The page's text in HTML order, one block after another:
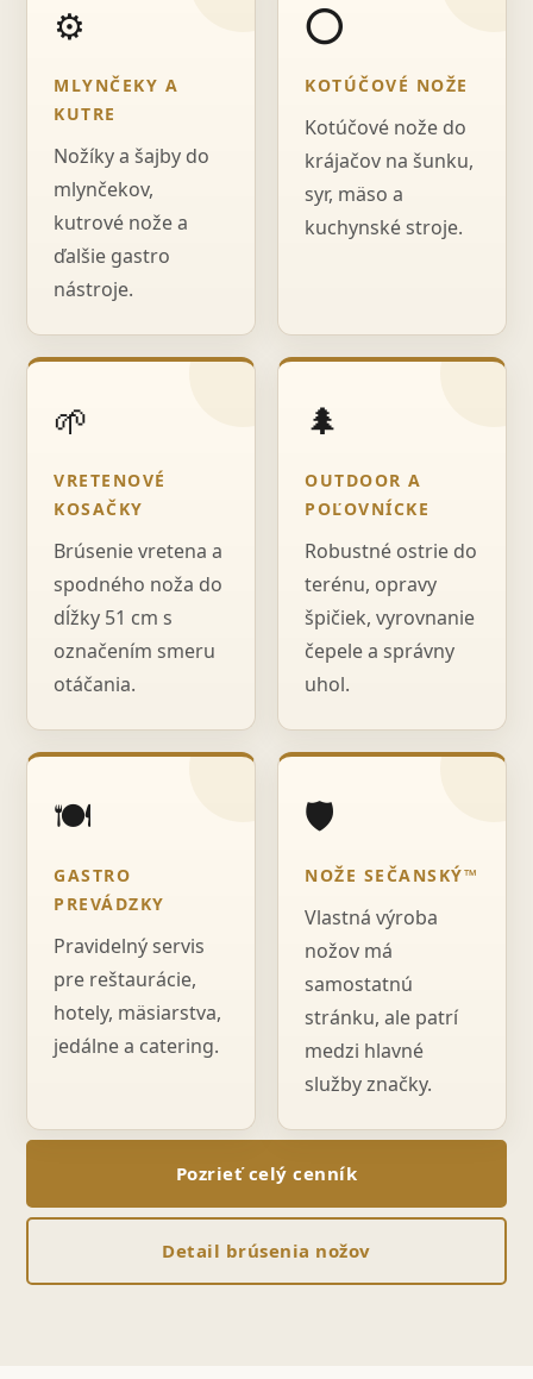
⚙️
MLYNČEKY A
KUTRE
Nožíky a šajby do
mlynčekov,
kutrové nože a
ďalšie gastro
nástroje.
⭕
KOTÚČOVÉ NOŽE
Kotúčové nože do
krájačov na šunku,
syr, mäso a
kuchynské stroje.
🌱
VRETENOVÉ
KOSAČKY
Brúsenie vretena a
spodného noža do
dĺžky 51 cm s
označením smeru
otáčania.
🌲
OUTDOOR A
POĽOVNÍCKE
Robustné ostrie do
terénu, opravy
špičiek, vyrovnanie
čepele a správny
uhol.
🍽️
GASTRO
PREVÁDZKY
Pravidelný servis
pre reštaurácie,
hotely, mäsiarstva,
jedálne a catering.
🛡️
NOŽE SEČANSKÝ™
Vlastná výroba
nožov má
samostatnú
stránku, ale patrí
medzi hlavné
služby značky.
Pozrieť celý cenník
Detail brúsenia nožov